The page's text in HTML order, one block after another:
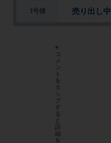
1号棟 売り出し中
※
コ
メ
ン
ト
を
タ
ッ
プ
す
る
と
詳
細
を